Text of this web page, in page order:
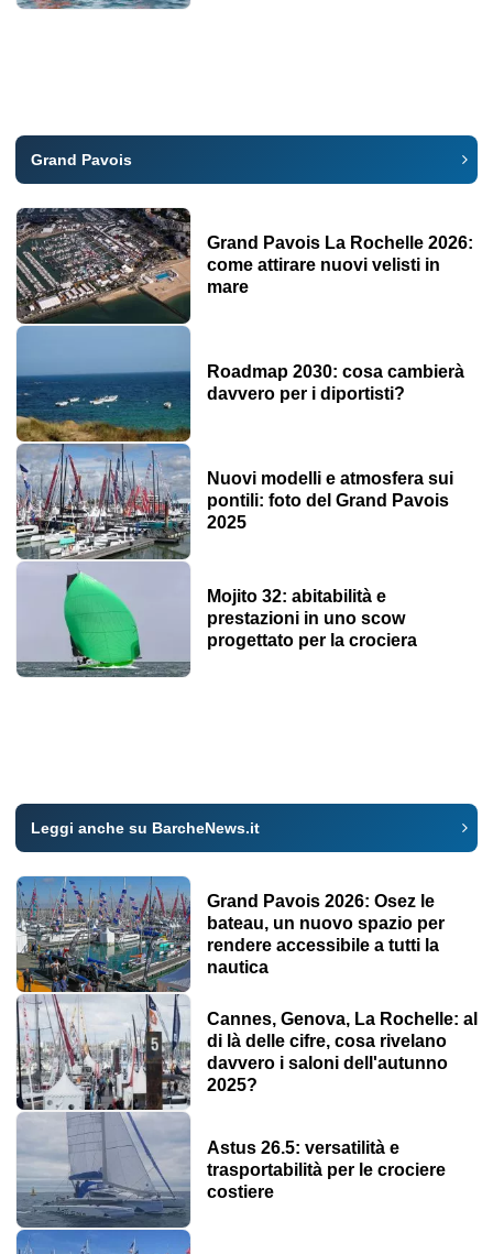
Grand Pavois
Grand Pavois La Rochelle 2026:
come attirare nuovi velisti in
mare
Roadmap 2030: cosa cambierà
davvero per i diportisti?
Nuovi modelli e atmosfera sui
pontili: foto del Grand Pavois
2025
Mojito 32: abitabilità e
prestazioni in uno scow
progettato per la crociera
Leggi anche su BarcheNews.it
Grand Pavois 2026: Osez le
bateau, un nuovo spazio per
rendere accessibile a tutti la
nautica
Cannes, Genova, La Rochelle: al
di là delle cifre, cosa rivelano
davvero i saloni dell'autunno
2025?
Astus 26.5: versatilità e
trasportabilità per le crociere
costiere